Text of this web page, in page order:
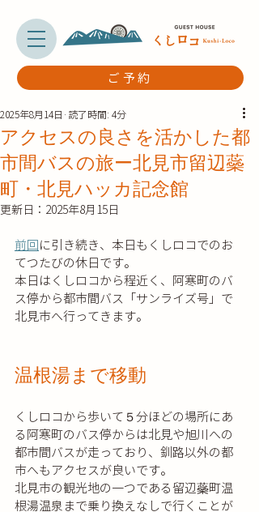
ご予約
アクセスの良さを活かした都
市間バスの旅ー北見市留辺蘂
町・北見ハッカ記念館
2025年8月14日 読了時間: 4分
更新日： 2025年8月15日
前回 に引き続き、本日もくしロコでのお
てつたびの休日です。
本日はくしロコから程近く、阿寒町のバ
ス停から都市間バス「サンライズ号」で
北見市へ行ってきます。
温根湯まで移動
くしロコから歩いて５分ほどの場所にあ
る阿寒町のバス停からは北見や旭川への
都市間バスが走っており、釧路以外の都
市へもアクセスが良いです。
北見市の観光地の一つである留辺蘂町温
根湯温泉まで乗り換えなしで行くことが